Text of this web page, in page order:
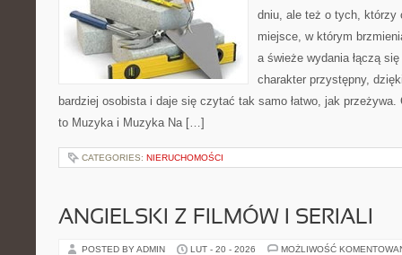
dniu, ale też o tych, którzy
miejsce, w którym
a świeże wydania łączą
charakter przystępny,
bardziej osobista i daje się czytać tak samo łatwo, jak przeżywa.
to Muzyka i Muzyka Na […]
CATEGORIES: NIERUCHOMOŚCI
ANGIELSKI Z FILMÓW I SERIALI
POSTED BY ADMIN LUT - 20 - 2026 MOŻLIWOŚĆ